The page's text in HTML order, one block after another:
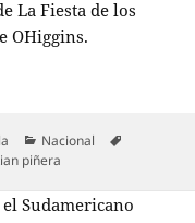
La Fiesta de los
hizo enojar al
Categorías
Nacional
piñera